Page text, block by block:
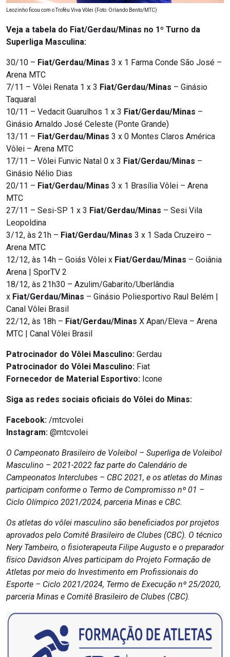
Leozinho ficou com o Troféu Viva Vôlei (Foto: Orlando Bento/MTC)
Veja a tabela do Fiat/Gerdau/Minas no 1º Turno da
Superliga Masculina:
30/10 – Fiat/Gerdau/Minas 3 x 1 Farma Conde São José –
Arena MTC
7/11 – Vôlei Renata 1 x 3 Fiat/Gerdau/Minas – Ginásio
Taquaral
10/11 – Vedacit Guarulhos 1 x 3 Fiat/Gerdau/Minas –
Ginásio Arnaldo José Celeste (Ponte Grande)
13/11 – Fiat/Gerdau/Minas 3 x 0 Montes Claros América
Vôlei – Arena MTC
17/11 – Vôlei Funvic Natal 0 x 3 Fiat/Gerdau/Minas –
Ginásio Nélio Dias
20/11 – Fiat/Gerdau/Minas 3 x 1 Brasília Vôlei – Arena
MTC
27/11 – Sesi-SP 1 x 3 Fiat/Gerdau/Minas – Sesi Vila
Leopoldina
3/12, às 21h – Fiat/Gerdau/Minas 3 x 1 Sada Cruzeiro –
Arena MTC
12/12, às 14h – Goiás Vôlei x Fiat/Gerdau/Minas – Goiânia
Arena | SporTV 2
18/12, às 21h30 – Azulim/Gabarito/Uberlândia
x Fiat/Gerdau/Minas – Ginásio Poliesportivo Raul Belém |
Canal Vôlei Brasil
22/12, às 18h – Fiat/Gerdau/Minas X Apan/Eleva – Arena
MTC | Canal Vôlei Brasil
Patrocinador do Vôlei Masculino: Gerdau
Patrocinador do Vôlei Masculino: Fiat
Fornecedor de Material Esportivo: Icone
Siga as redes sociais oficiais do Vôlei do Minas:
Facebook: /mtcvolei
Instagram: @mtcvolei
O Campeonato Brasileiro de Voleibol – Superliga de Voleibol
Masculino – 2021-2022 faz parte do Calendário de
Campeonatos Interclubes – CBC 2021, e os atletas do Minas
participam conforme o Termo de Compromisso nº 01 –
Ciclo Olímpico 2021/2024, parceria Minas e CBC.
Os atletas do vôlei masculino são beneficiados por projetos
aprovados pelo Comitê Brasileiro de Clubes (CBC). O técnico
Nery Tambeiro, o fisioterapeuta Filipe Augusto e o preparador
físico Davidson Alves participam do Projeto Formação de
Atletas por meio do Investimento em Profissionais do
Esporte – Ciclo 2021/2024, Termo de Execução nº 25/2020,
parceria Minas e Comitê Brasileiro de Clubes (CBC).